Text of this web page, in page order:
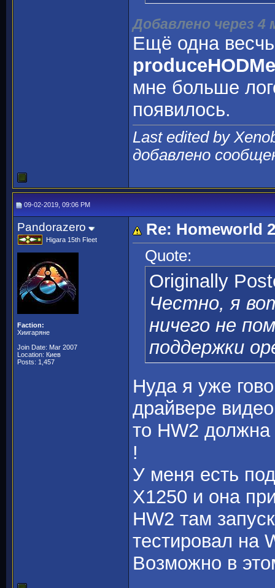
Добавлено через
Ещё одна
мне больше
появилось.
Last edited by
добавлено
09-02-2019, 09:06 PM
Pandorazero
Higara 15th Fleet
Faction:
Хиигаряне
Join Date: Mar 2007
Location: Киев
Posts: 1,457
Re: Homeworld
Quote:
Originally
Честно, я
ничего не
поддержки
Нуда я уже
драйвере
то HW2 должна
!
У меня есть
X1250 и она
HW2 там
тестировал на
Возможно в